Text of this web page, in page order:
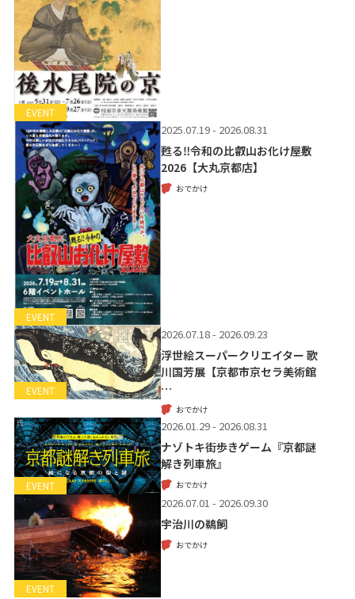
EVENT
EVENT
2025.07.19 - 2026.08.31
甦る‼令和の比叡山お化け屋敷
2026【大丸京都店】
おでかけ
EVENT
2026.07.18 - 2026.09.23
浮世絵スーパークリエイター 歌
川国芳展【京都市京セラ美術館
…
おでかけ
EVENT
2026.01.29 - 2026.08.31
ナゾトキ街歩きゲーム『京都謎
解き列車旅』
おでかけ
EVENT
2026.07.01 - 2026.09.30
宇治川の鵜飼
おでかけ